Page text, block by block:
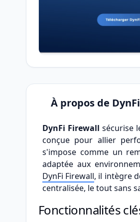
À propos de
DynFi Firewall sécurise
conçue pour allier
s'impose comme un
adaptée aux
DynFi Firewall, il intègre
centralisée, le tout sans
Fonctionnalités